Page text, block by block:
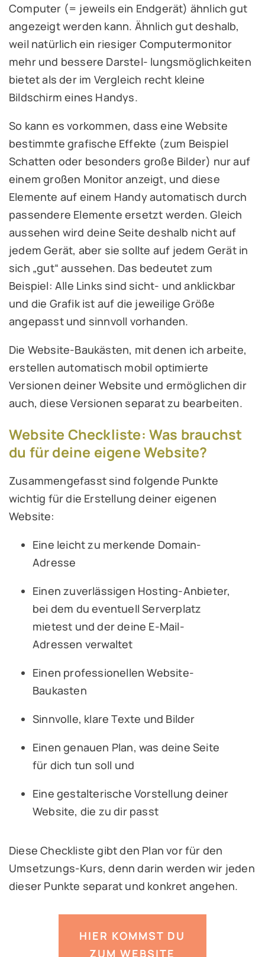
Computer (= jeweils ein Endgerät) ähnlich gut
angezeigt werden kann. Ähnlich gut deshalb,
weil natürlich ein riesiger Computermonitor
mehr und bessere Darstel- lungsmöglichkeiten
bietet als der im Vergleich recht kleine
Bildschirm eines Handys.
So kann es vorkommen, dass eine Website
bestimmte grafische Effekte (zum Beispiel
Schatten oder besonders große Bilder) nur auf
einem großen Monitor anzeigt, und diese
Elemente auf einem Handy automatisch durch
passendere Elemente ersetzt werden. Gleich
aussehen wird deine Seite deshalb nicht auf
jedem Gerät, aber sie sollte auf jedem Gerät in
sich „gut“ aussehen. Das bedeutet zum
Beispiel: Alle Links sind sicht- und anklickbar
und die Grafik ist auf die jeweilige Größe
angepasst und sinnvoll vorhanden.
Die Website-Baukästen, mit denen ich arbeite,
erstellen automatisch mobil optimierte
Versionen deiner Website und ermöglichen dir
auch, diese Versionen separat zu bearbeiten.
Website Checkliste: Was brauchst
du für deine eigene Website?
Zusammengefasst sind folgende Punkte
wichtig für die Erstellung deiner eigenen
Website:
Eine leicht zu merkende Domain-
Adresse
Einen zuverlässigen Hosting-Anbieter,
bei dem du eventuell Serverplatz
mietest und der deine E-Mail-
Adressen verwaltet
Einen professionellen Website-
Baukasten
Sinnvolle, klare Texte und Bilder
Einen genauen Plan, was deine Seite
für dich tun soll und
Eine gestalterische Vorstellung deiner
Website, die zu dir passt
Diese Checkliste gibt den Plan vor für den
Umsetzungs-Kurs, denn darin werden wir jeden
dieser Punkte separat und konkret angehen.
HIER KOMMST DU
ZUM WEBSITE